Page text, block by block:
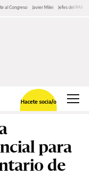
al Congreso Javier Milei Jefes del PAMI
Hacete socia/o
para
de